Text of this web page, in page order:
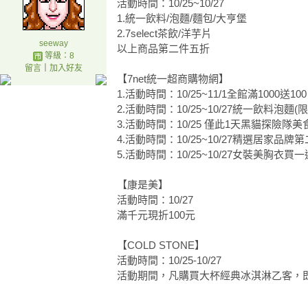
seeway
等級：8
留言｜ 加入好友
活動時間：10/25~10/27
1.統一飲料/泡麵/麵包/大亨堡
2.7select茶飲/洋芋片
以上商品第二件五折
【7net統一超商購物網】
1.活動時間：10/25~11/1全館滿1000送
2.活動時間：10/25~10/27統一飲料泡麵(
3.活動時間：10/25 僅此1天黑貓探險隊美
4.活動時間：10/25~10/27精選居家品牌第
5.活動時間：10/25~10/27女裝美胸衣買
【康是美】
活動時間：10/27
滿千元現折100元
【COLD STONE】
活動時間：10/25-10/27
活動期間，凡購買大杯經典冰淇淋乙客